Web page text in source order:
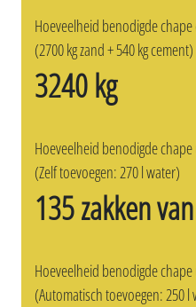
Hoeveelheid benodigde chape
(2700 kg zand + 540 kg cement)
3240 kg
Hoeveelheid benodigde chape
(Zelf toevoegen: 270 l water)
135 zakken
Hoeveelheid benodigde
(Automatisch toevoegen: 250 l